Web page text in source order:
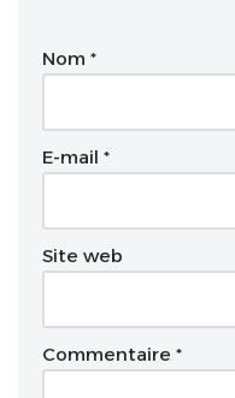
Nom *
E-mail *
Site web
Commentaire *
r
a
t
: